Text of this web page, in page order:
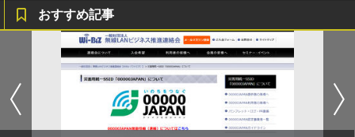
おすすめ記事